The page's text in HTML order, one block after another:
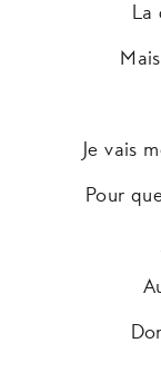
La
Je vais
Pour